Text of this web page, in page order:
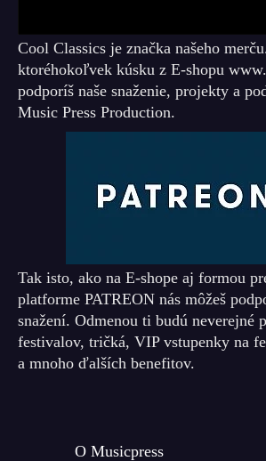
Cool Classics je značka našeho
ktoréhokoľvek kúsku z E-shopu
podporíš naše snaženie, projekty a
Music Press Production.
Tak isto, ako na E-shope aj formou
platforme PATREON nás môžeš
snažení. Odmenou ti budú neverejné
festivalov, tričká, VIP vstupenky na
a mnoho ďalších benefitov.
O Musicpress